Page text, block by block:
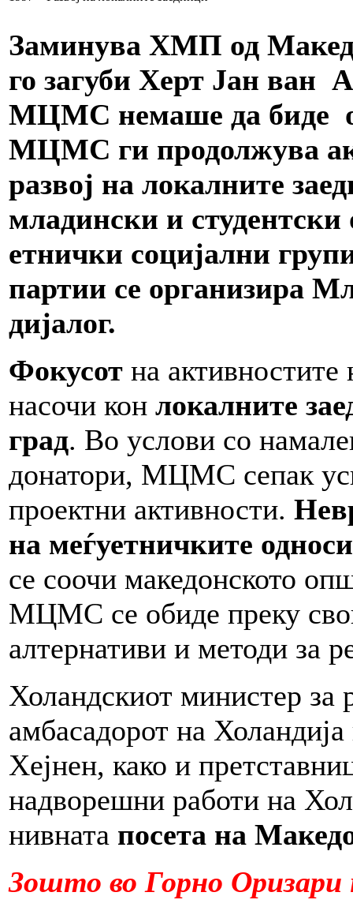
Заминува ХМП од
го загуби Херт Јан ван
МЦМС немаше да биде
МЦМС ги продолжува
развој на локалните
младински и
етнички социјални
партии се организира
дијалог.
Фокусот на
насочи кон локалните
град. Во услови со
донатори, МЦМС сепак
проектни активности.
на меѓуетничките односи
се соочи македонското
МЦМС се обиде преку
алтернативи и методи за
Холандскиот министер за
амбасадорот на
Хејнен, како и
надворешни работи на
нивната посета на
Зошто во Горно Оризари